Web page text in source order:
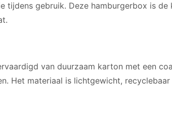
tijdens gebruik. Deze hamburgerbox is
van duurzaam karton met een
Het materiaal is lichtgewicht,